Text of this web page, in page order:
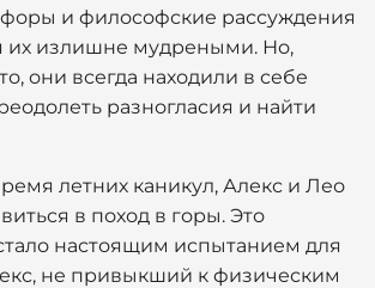
и философские рассуждения
их излишне мудреными. Но,
они всегда находили в себе
разногласия и найти
летних каникул, Алекс и Лео
в поход в горы. Это
настоящим испытанием для
не привыкший к физическим